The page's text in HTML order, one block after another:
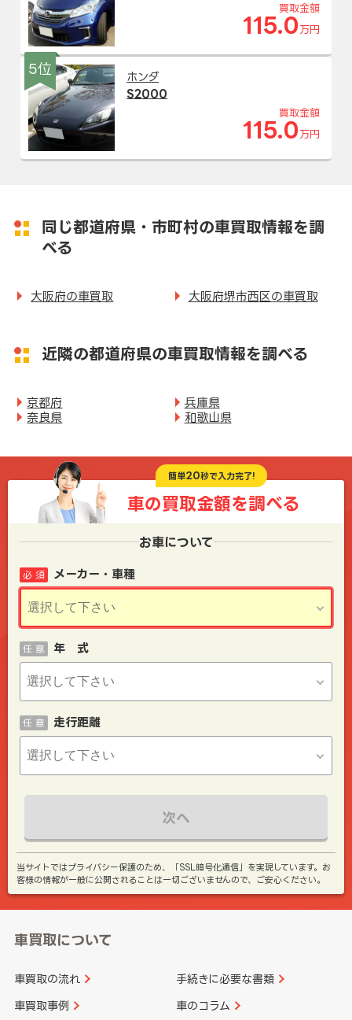
買取金額
115.0 万円
5位
ホンダ
S2000
買取金額
115.0 万円
同じ都道府県・市町村の車買取情報を調
べる
大阪府の車買取 大阪府堺市西区の車買取
近隣の都道府県の車買取情報を調べる
京都府
兵庫県
奈良県
和歌山県
簡単20秒で入力完了!
車の買取金額を調べる
お車について
メーカー・車種
必 須
年 式
任 意
走行距離
任 意
次へ
当サイトではプライバシー保護のため、「SSL暗号化通信」を実現しています。お
客様の情報が一般に公開されることは一切ございませんので、ご安心ください。
車買取について
車買取の流れ 手続きに必要な書類
車買取事例 車のコラム